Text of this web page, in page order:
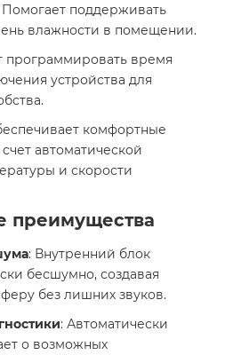
Помогает поддерживать
влажности в помещении.​
программировать время
устройства для
комфортные
автоматической
и скорости
преимущества
: Внутренний блок
бесшумно, создавая
без лишних звуков.​
: Автоматически
о возможных